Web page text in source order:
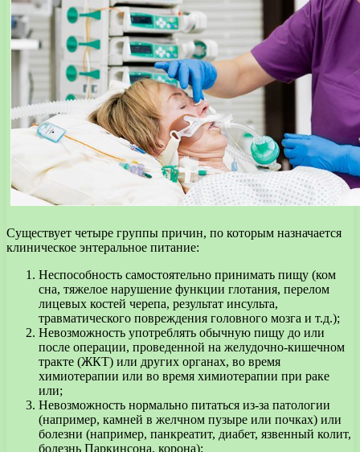
Существует четыре группы причин, по которым назначается
клиническое энтеральное питание:
Неспособность самостоятельно принимать пищу (ком
сна, тяжелое нарушение функции глотания, перелом
лицевых костей черепа, результат инсульта,
травматического повреждения головного мозга и т.д.);
Невозможность употреблять обычную пищу до или
после операции, проведенной на желудочно-кишечном
тракте (ЖКТ) или других органах, во время
химиотерапии или во время химиотерапии при раке
или;
Невозможность нормально питаться из-за патологии
(например, камней в желчном пузыре или почках) или
болезни (например, панкреатит, диабет, язвенный колит,
болезнь Паркинсона, корона);